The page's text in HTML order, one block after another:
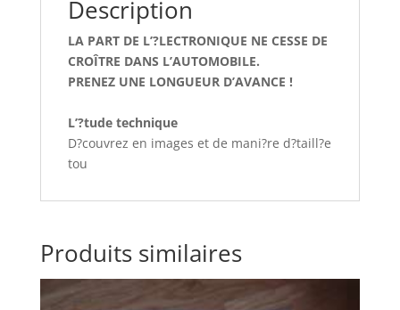
Description
LA PART DE L’?LECTRONIQUE NE CESSE DE
CROÎTRE DANS L’AUTOMOBILE.
PRENEZ UNE LONGUEUR D’AVANCE !
L’?tude technique
D?couvrez en images et de mani?re d?taill?e
tou
Produits similaires